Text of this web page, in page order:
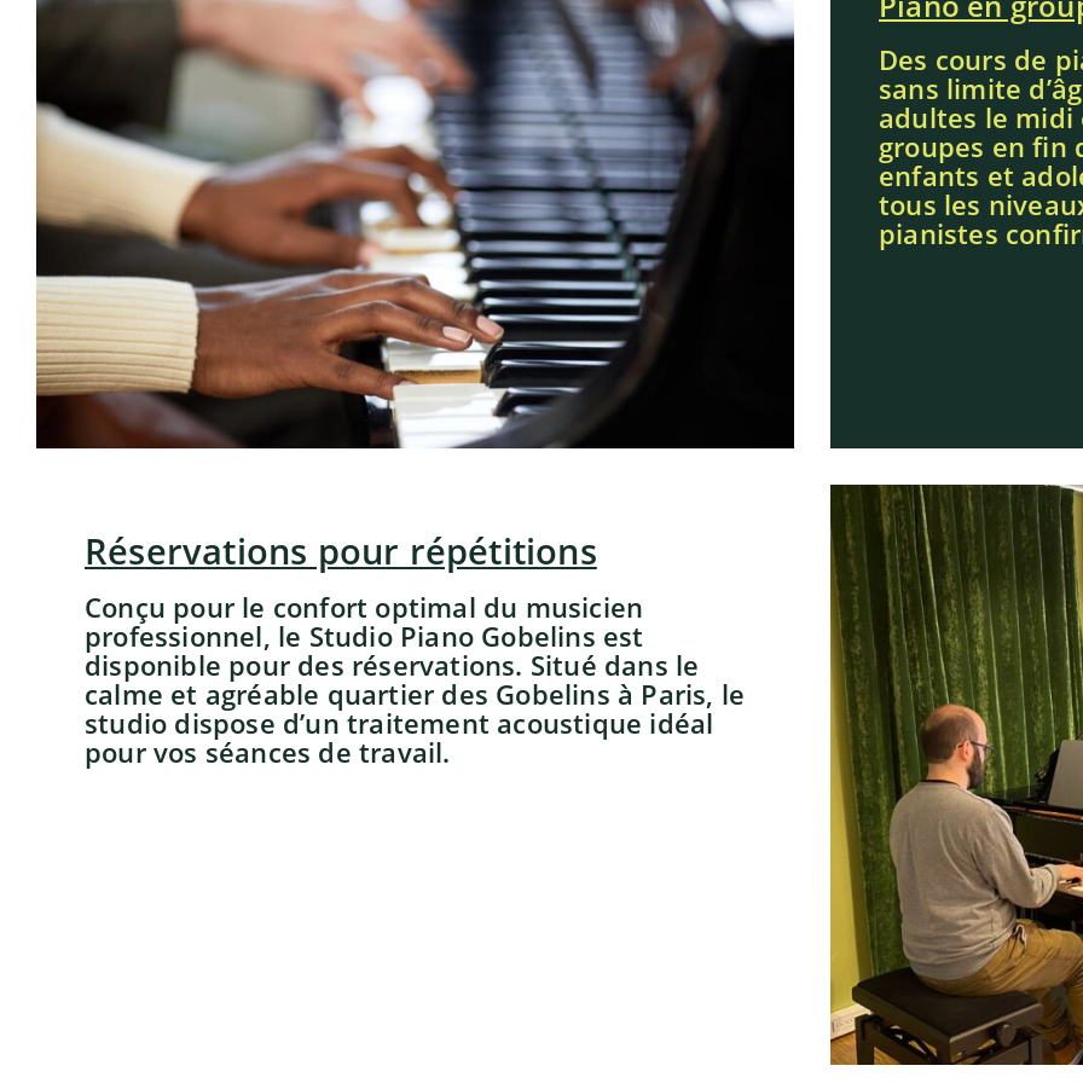
Des cours de
sans limite
adultes le
groupes en fin
enfants et
tous les
pianistes
Réservations pour répétitions
Conçu pour le confort optimal du musicien
professionnel, le Studio Piano Gobelins est
disponible pour des réservations. Situé dans le
calme et agréable quartier des Gobelins à Paris, le
studio dispose d’un traitement acoustique idéal
pour vos séances de travail.